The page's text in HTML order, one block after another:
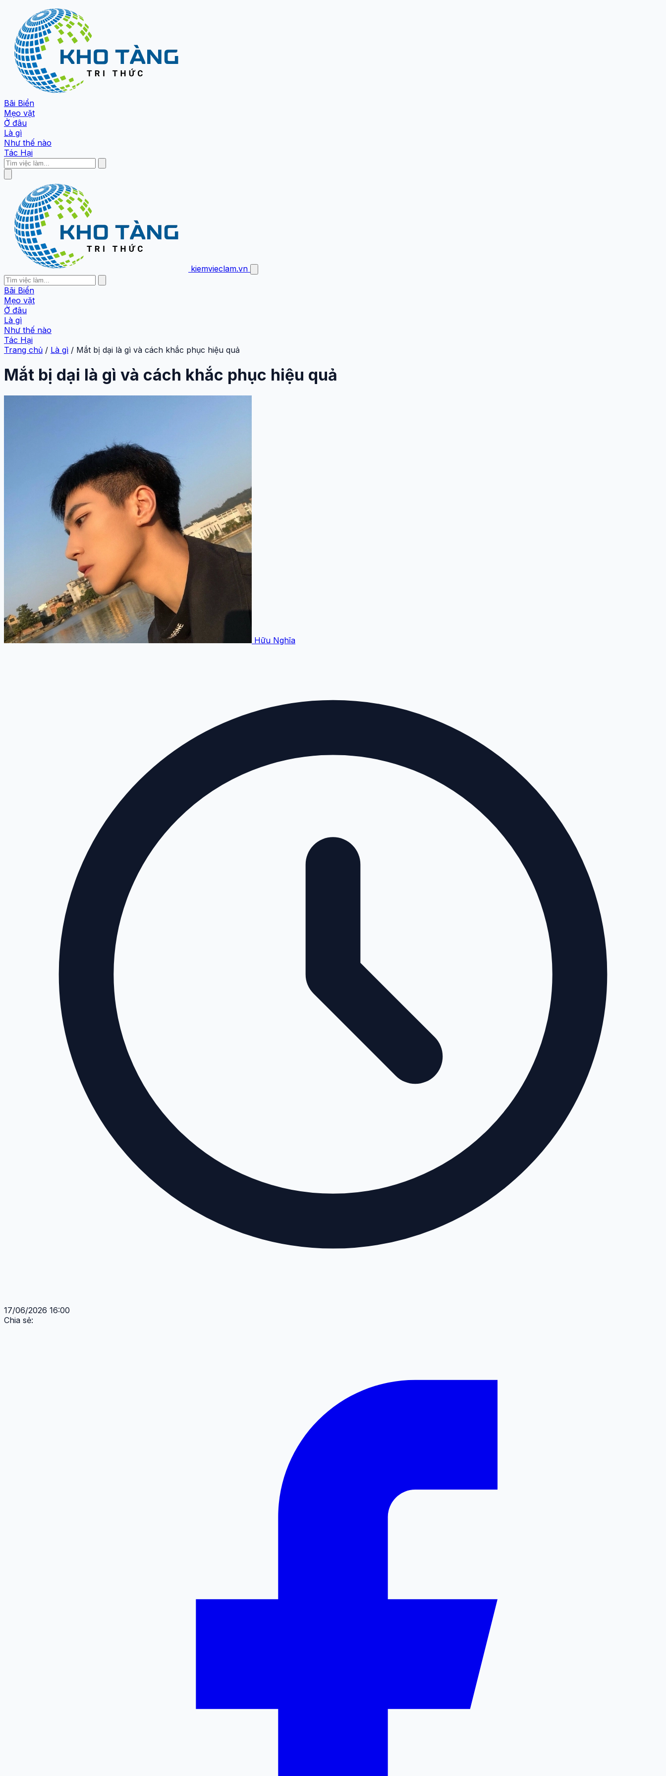
Bãi Biển
Mẹo vặt
Ở đâu
Là gì
Như thế nào
Tác Hại
kiemvieclam.vn
Bãi Biển
Mẹo vặt
Ở đâu
Là gì
Như thế nào
Tác Hại
Trang chủ / Là gì / Mắt bị dại là gì và cách khắc phục hiệu quả
Mắt bị dại là gì và cách khắc phục hiệu quả
Hữu Nghĩa
17/06/2026 16:00
Chia sẻ: